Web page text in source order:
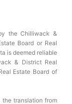
the Chilliwack &
Board or Real
is deemed reliable
& District Real
Estate Board of
translation from